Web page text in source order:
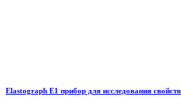
Elastograph E1 прибор для исследования